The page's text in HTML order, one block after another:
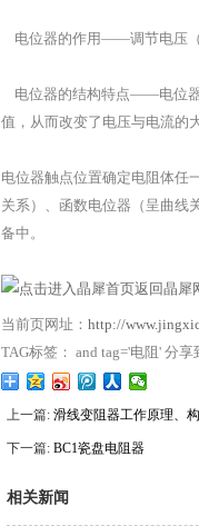
电位器的作用——调节电压（
电位器的结构特点——电位器
值，从而改变了电压与电流的
电位器触点位置确定电阻体任
关系）、函数电位器（呈曲线
备中。
返回晶犀
当前页网址： http://
TAG标签： and tag='电阻' 分享
上一篇: 滑线变阻器工作原理、
下一篇: BC1瓷盘电阻器
相关新闻